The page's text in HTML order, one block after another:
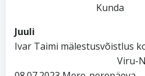
Kunda
Juuli
Ivar Taimi mälestusvõistlus
Viru-